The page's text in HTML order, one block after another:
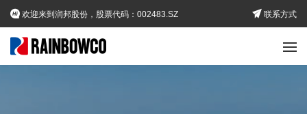
联系方式
欢迎来到润邦股份，股票代码：002483.SZ